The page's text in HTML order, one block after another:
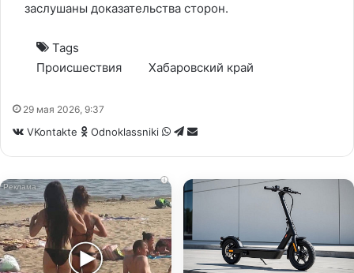
заслушаны доказательства сторон.
Tags
Происшествия
Хабаровский край
29 мая 2026, 9:37
VKontakte Odnoklassniki WhatsApp
Telegram
Share
i